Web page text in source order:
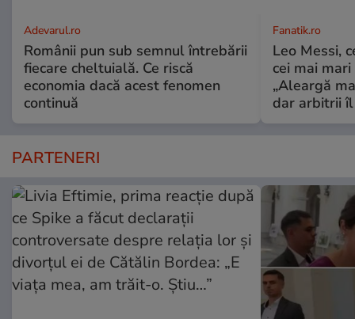
Adevarul.ro
Românii pun sub semnul întrebării
fiecare cheltuială. Ce riscă
economia dacă acest fenomen
continuă
Fanatik.ro
Leo Messi,
cei mai
„Aleargă
dar arbitrii îl
PARTENERI